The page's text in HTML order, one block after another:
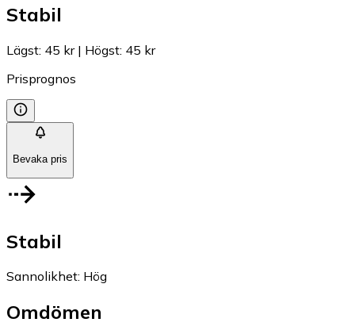
Stabil
Lägst: 45 kr| Högst: 45 kr
Prisprognos
Bevaka pris
Stabil
Sannolikhet: Hög
Omdömen